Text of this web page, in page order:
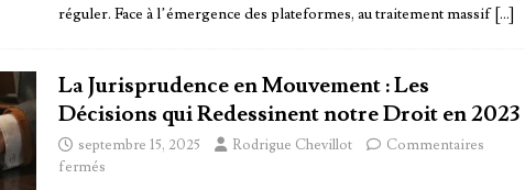
réguler. Face à l’émergence des plateformes, au traitement massif […]
La Jurisprudence en Mouvement : Les
Décisions qui Redessinent notre Droit en 2023
septembre 15, 2025 Rodrigue Chevillot
Commentaires
fermés